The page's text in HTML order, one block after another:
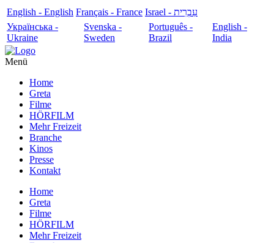
English - English Français - France
עִבְרִית - Israel
Українська -
Ukraine
Svenska -
Sweden
Português -
Brazil
English -
India
Menü
Home
Greta
Filme
HÖRFILM
Mehr Freizeit
Branche
Kinos
Presse
Kontakt
Home
Greta
Filme
HÖRFILM
Mehr Freizeit